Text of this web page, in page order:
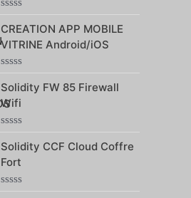
0
sur
5
CREATION APP MOBILE
VITRINE Android/iOS
0
sur
5
Solidity FW 85 Firewall
Wifi
0
sur
5
Solidity CCF Cloud Coffre
Fort